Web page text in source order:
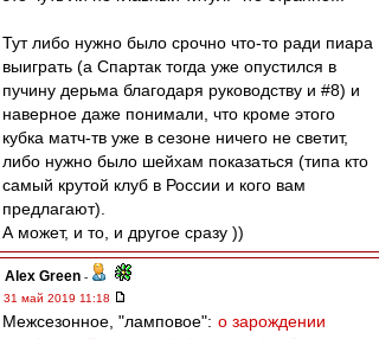
Тут либо нужно было срочно что-то ради пиара
выиграть (а Спартак тогда уже опустился в
пучину дерьма благодаря руководству и #8) и
наверное даже понимали, что кроме этого
кубка матч-тв уже в сезоне ничего не светит,
либо нужно было шейхам показаться (типа кто
самый крутой клуб в России и кого вам
предлагают).
А может, и то, и другое сразу ))
Alex Green -
31 май 2019 11:18
Межсезонное, "ламповое": о зарождении